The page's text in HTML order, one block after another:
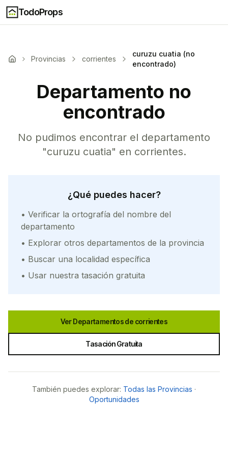
TodoProps
Provincias corrientes
curuzu cuatia (no
encontrado)
Departamento no
encontrado
No pudimos encontrar el departamento
"curuzu cuatia" en corrientes.
¿Qué puedes hacer?
• Verificar la ortografía del nombre del
departamento
• Explorar otros departamentos de la provincia
• Buscar una localidad específica
• Usar nuestra tasación gratuita
Ver Departamentos de corrientes
Tasación Gratuita
También puedes explorar: Todas las Provincias ·
Oportunidades